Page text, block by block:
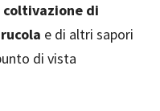
coltivazione di
e di altri sapori
di vista